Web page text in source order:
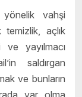
vahşi
temizlik, açlık
yayılmacı
saldırgan
ve bunların
var olma